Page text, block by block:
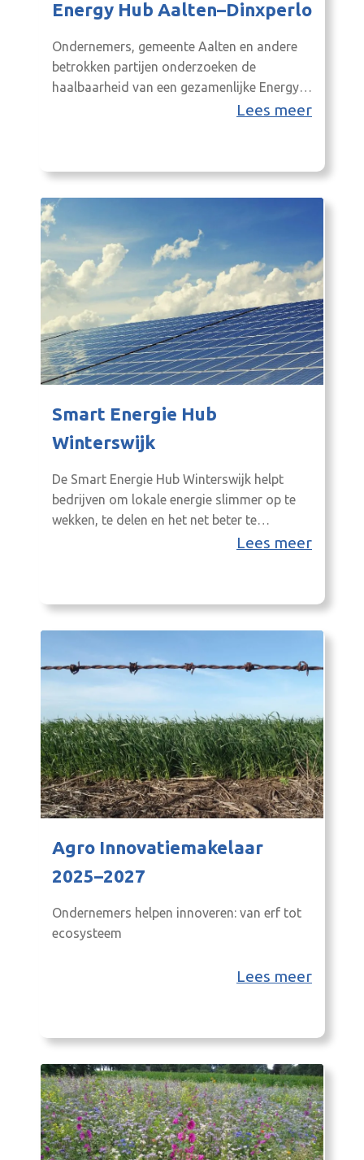
Energy Hub Aalten–Dinxperlo
Ondernemers, gemeente Aalten en andere
betrokken partijen onderzoeken de
haalbaarheid van een gezamenlijke Energy
Hub voor de bedrijventerreinen ’t Broek in
inclusieve energiecoöperatie die beide
ook verkend of omliggende bedrijven,
waaronder agrarische bedrijven, en
maatschappelijke organisaties kunnen…
Lees meer
Smart Energie Hub
Winterswijk
De Smart Energie Hub Winterswijk helpt
bedrijven om lokale energie slimmer op te
wekken, te delen en het net beter te
Lees meer
Agro Innovatiemakelaar
2025–2027
Ondernemers helpen innoveren: van erf tot
ecosysteem
Lees meer